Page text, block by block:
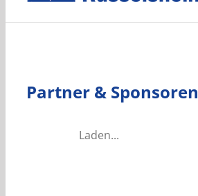
Partner & Sponsoren
Laden...